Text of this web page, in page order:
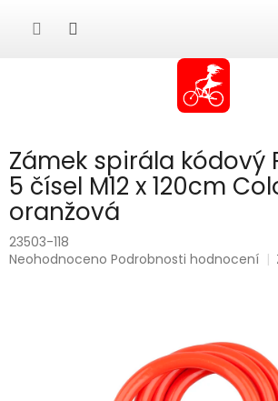
Zámek spirála kódový
5 čísel M12 x 120cm
oranžová
23503-118
Průměrné
Neohodnoceno Podrobnosti hodnocení